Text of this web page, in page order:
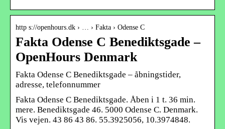
http s://openhours.dk › … › Fakta › Odense C
Fakta Odense C Benediktsgade –
OpenHours Denmark
Fakta Odense C Benediktsgade – åbningstider,
adresse, telefonnummer
Fakta Odense C Benediktsgade. Åben i 1 t. 36 min.
mere. Benediktsgade 46. 5000 Odense C. Denmark.
Vis vejen. 43 86 43 86. 55.3925056, 10.3974848.